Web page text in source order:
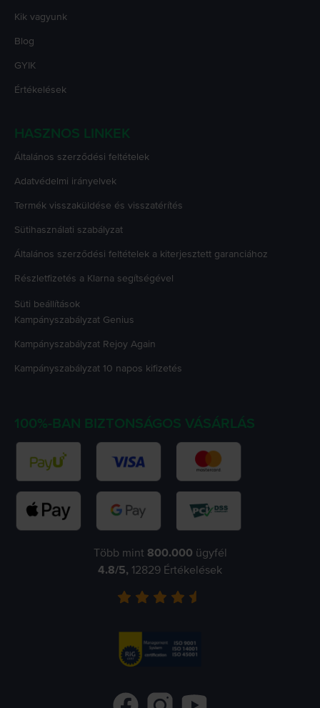
Kik vagyunk
Blog
GYIK
Értékelések
HASZNOS LINKEK
Általános szerződési feltételek
Adatvédelmi irányelvek
Termék visszaküldése és visszatérítés
Sütihasználati szabályzat
Általános szerződési feltételek a kiterjesztett garanciához
Részletfizetés a Klarna segítségével
Süti beállítások
Kampányszabályzat Genius
Kampányszabályzat Rejoy Again
Kampányszabályzat 10 napos kifizetés
100%-BAN BIZTONSÁGOS VÁSÁRLÁS
Több mint 800.000 ügyfél
4.8/5, 12829 Értékelések